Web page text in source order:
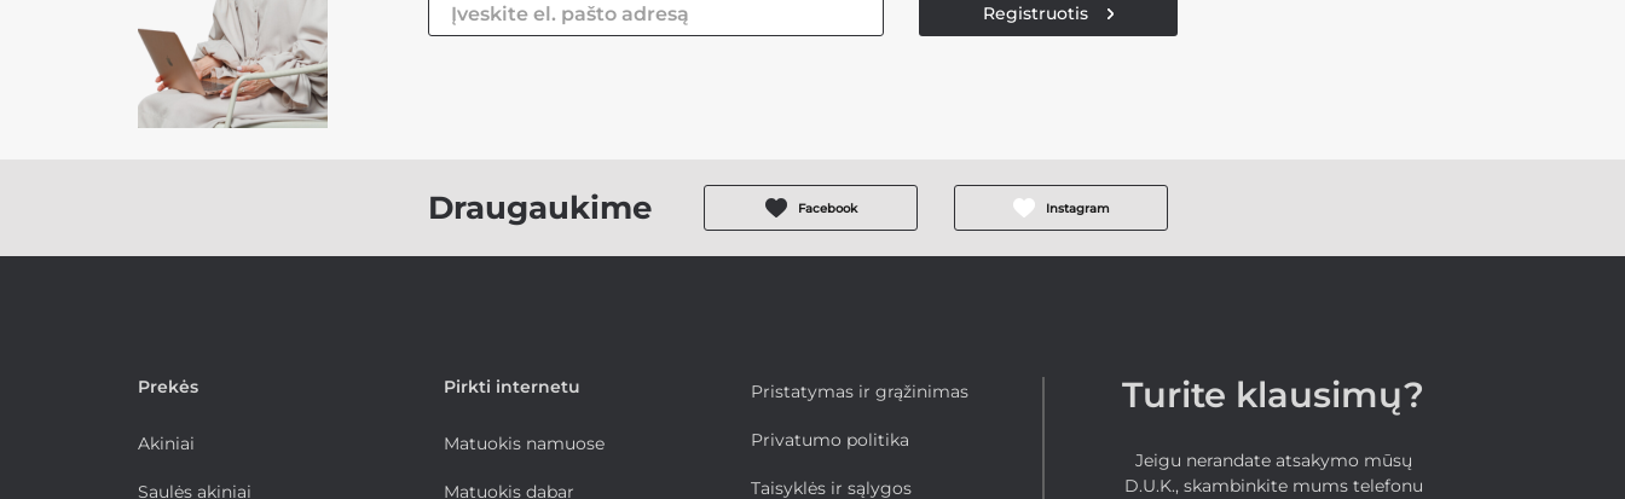
Registruotis
Draugaukime Facebook Instagram
Prekės
Akiniai
Saulės akiniai
Pirkti internetu
Matuokis namuose
Matuokis dabar
Pristatymas ir grąžinimas
Privatumo politika
Taisyklės ir sąlygos
Turite klausimų?
Jeigu nerandate atsakymo mūsų
D.U.K., skambinkite mums telefonu